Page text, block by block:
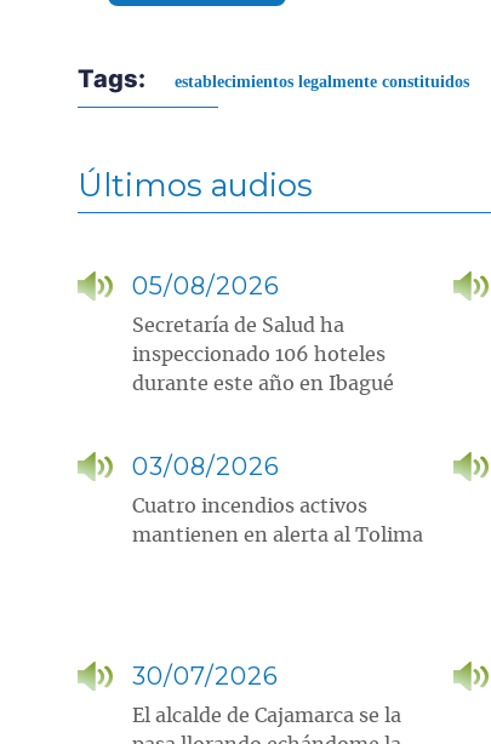
Tags: establecimientos legalmente constituidos
Últimos audios
05/08/2026
Secretaría de Salud ha
inspeccionado 106 hoteles
durante este año en Ibagué
03/08/2026
Cuatro incendios activos
mantienen en alerta al Tolima
30/07/2026
El alcalde de Cajamarca se la